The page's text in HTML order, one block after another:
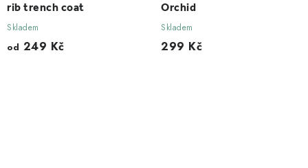
rib trench coat
Skladem
od 249 Kč
Orchid
Skladem
299 Kč